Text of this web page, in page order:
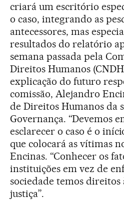
criará um escritório
o caso, integrando as
antecessores, mas
resultados do relatório
semana passada pela
Direitos Humanos
explicação do futuro
comissão, Alejandro
de Direitos Humanos da
Governança. “Devemos
esclarecer o caso é o
que colocará as vítimas
Encinas. “Conhecer os
instituições em vez de
sociedade temos direitos
justiça”.